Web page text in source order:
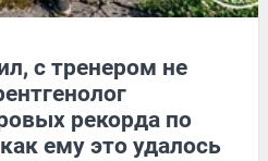
с тренером не
рекорда по
ему это удалось